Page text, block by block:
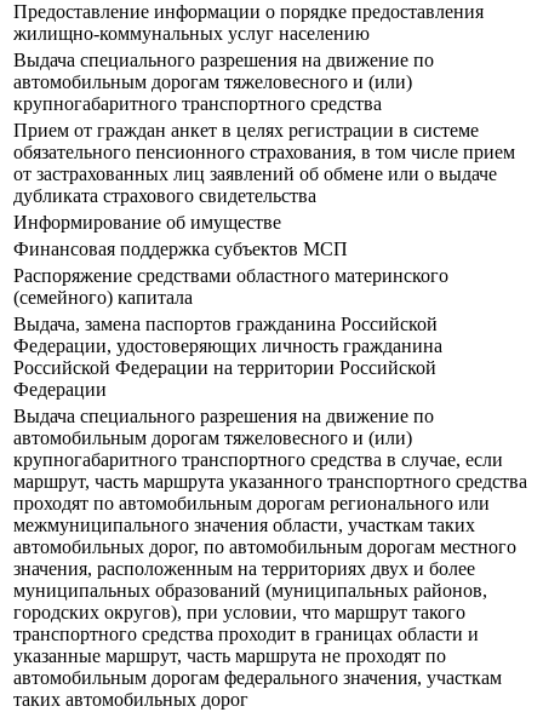
Предоставление информации о порядке предоставления
жилищно-коммунальных услуг населению
Выдача специального разрешения на движение по
автомобильным дорогам тяжеловесного и (или)
крупногабаритного транспортного средства
Прием от граждан анкет в целях регистрации в системе
обязательного пенсионного страхования, в том числе прием
от застрахованных лиц заявлений об обмене или о выдаче
дубликата страхового свидетельства
Информирование об имуществе
Финансовая поддержка субъектов МСП
Распоряжение средствами областного материнского
(семейного) капитала
Выдача, замена паспортов гражданина Российской
Федерации, удостоверяющих личность гражданина
Российской Федерации на территории Российской
Федерации
Выдача специального разрешения на движение по
автомобильным дорогам тяжеловесного и (или)
крупногабаритного транспортного средства в случае, если
маршрут, часть маршрута указанного транспортного средства
проходят по автомобильным дорогам регионального или
межмуниципального значения области, участкам таких
автомобильных дорог, по автомобильным дорогам местного
значения, расположенным на территориях двух и более
муниципальных образований (муниципальных районов,
городских округов), при условии, что маршрут такого
транспортного средства проходит в границах области и
указанные маршрут, часть маршрута не проходят по
автомобильным дорогам федерального значения, участкам
таких автомобильных дорог